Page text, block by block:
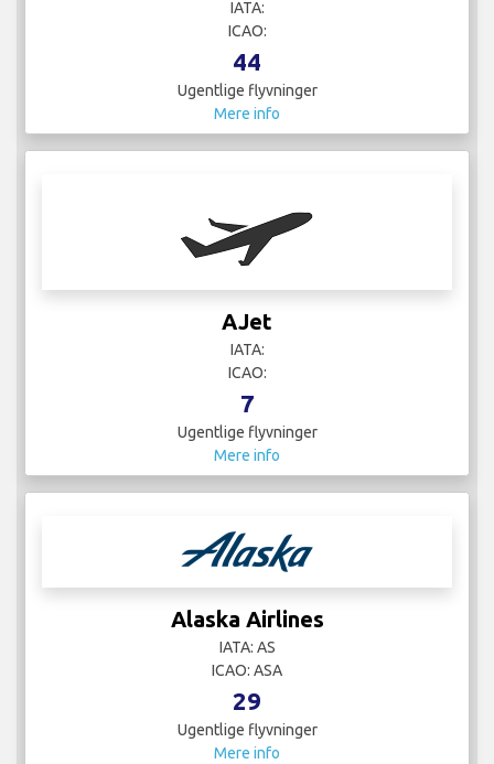
IATA:
ICAO:
44
Ugentlige flyvninger
Mere info
AJet
IATA:
ICAO:
7
Ugentlige flyvninger
Mere info
Alaska Airlines
IATA: AS
ICAO: ASA
29
Ugentlige flyvninger
Mere info